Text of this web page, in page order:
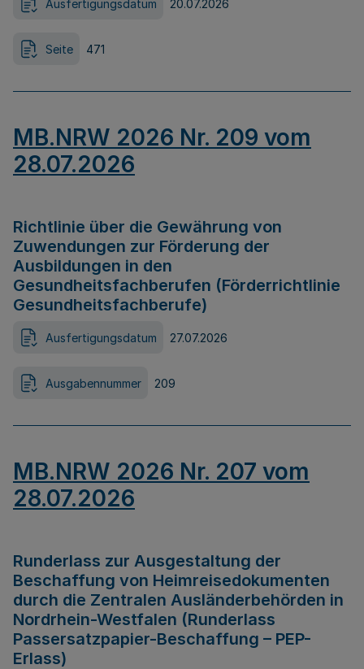
Ausfertigungsdatum 20.07.2026
Seite 471
MB.NRW 2026 Nr. 209 vom
28.07.2026
Richtlinie über die Gewährung von
Zuwendungen zur Förderung der
Ausbildungen in den
Gesundheitsfachberufen (Förderrichtlinie
Gesundheitsfachberufe)
Ausfertigungsdatum 27.07.2026
Ausgabennummer 209
MB.NRW 2026 Nr. 207 vom
28.07.2026
Runderlass zur Ausgestaltung der
Beschaffung von Heimreisedokumenten
durch die Zentralen Ausländerbehörden in
Nordrhein-Westfalen (Runderlass
Passersatzpapier-Beschaffung – PEP-
Erlass)